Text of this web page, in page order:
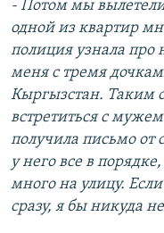
- Потом мы
одной из квартир
полиция узнала про
меня с тремя
Кыргызстан. Таким
встретиться с
получила письмо от
у него все в
много на улицу.
сразу, я бы никуда